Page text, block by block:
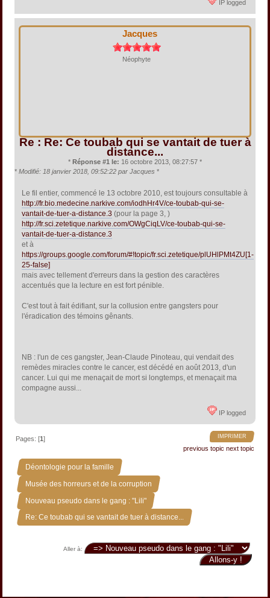
IP logged
Jacques
Néophyte
Re : Re: Ce toubab qui se vantait de tuer à
distance...
* Réponse #1 le: 16 octobre 2013, 08:27:57 *
* Modifié: 18 janvier 2018, 09:52:22 par Jacques *
Le fil entier, commencé le 13 octobre 2010, est toujours consultable à
http://fr.bio.medecine.narkive.com/iodhHr4V/ce-toubab-qui-se-
vantait-de-tuer-a-distance.3 (pour la page 3, )
http://fr.sci.zetetique.narkive.com/OWgCiqLV/ce-toubab-qui-se-
vantait-de-tuer-a-distance.3
et à
https://groups.google.com/forum/#!topic/fr.sci.zetetique/plUHlPMt4ZU[1-
25-false]
mais avec tellement d'erreurs dans la gestion des caractères
accentués que la lecture en est fort pénible.
C'est tout à fait édifiant, sur la collusion entre gangsters pour
l'éradication des témoins gênants.
NB : l'un de ces gangster, Jean-Claude Pinoteau, qui vendait des
remèdes miracles contre le cancer, est décédé en août 2013, d'un
cancer. Lui qui me menaçait de mort si longtemps, et menaçait ma
compagne aussi...
IP logged
IMPRIMER
Pages: [1]
previous topic next topic
Déontologie pour la famille »
Musée des horreurs et de la corruption »
Nouveau pseudo dans le gang : "Lili" »
Re: Ce toubab qui se vantait de tuer à distance...
Aller à: